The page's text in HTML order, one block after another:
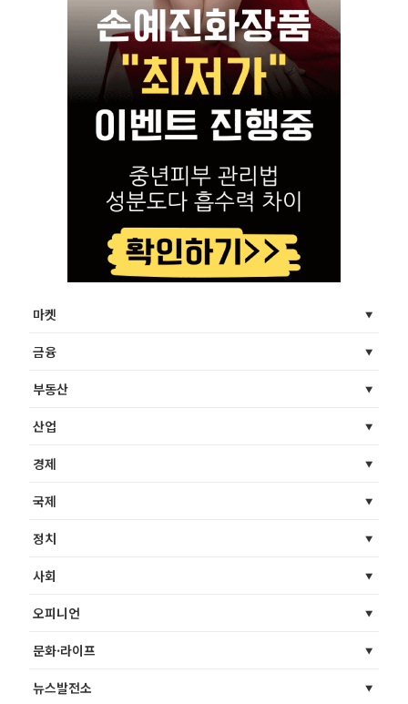
마켓
금융
부동산
산업
경제
국제
정치
사회
오피니언
문화·라이프
뉴스발전소